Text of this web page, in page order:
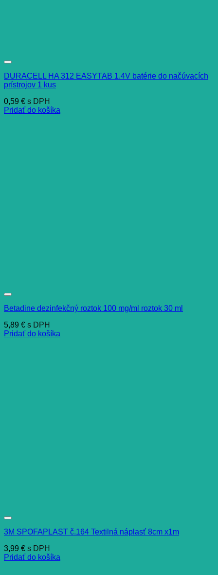
DURACELL HA 312 EASYTAB 1.4V batérie do načúvacích
prístrojov 1 kus
0,59 € s DPH
Pridať do košíka
Betadine dezinfekčný roztok 100 mg/ml roztok 30 ml
5,89 € s DPH
Pridať do košíka
3M SPOFAPLAST č.164 Textilná náplasť 8cm x1m
3,99 € s DPH
Pridať do košíka